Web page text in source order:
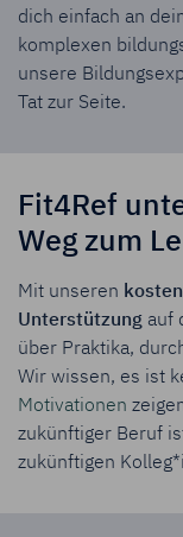
dich einfach an
komplexen
unsere
Tat zur Seite.
Fit4Ref
Weg zum
Mit unseren
Unterstützung auf
über Praktika,
Wir wissen, es ist
Motivationen
zukünftiger Beruf
zukünftigen